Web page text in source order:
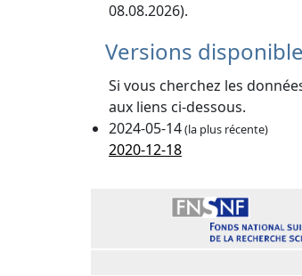
08.08.2026).
Versions
Si vous cherchez les
aux liens ci-dessous.
2024-05-14(la plus récente)
2020-12-18